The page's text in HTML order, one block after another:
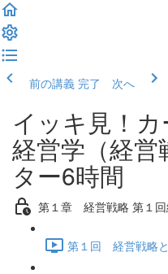
前の講義 完了 次へ
イッキ見！
経営学（経営
ター6時間
第１章 経営戦略 第１回
第１回 経営戦略